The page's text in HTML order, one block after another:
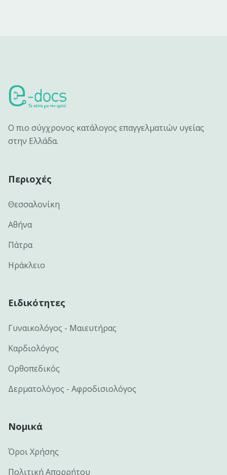
Ο πιο σύγχρονος κατάλογος επαγγελματιών υγείας
στην Ελλάδα.
Περιοχές
Θεσσαλονίκη
Αθήνα
Πάτρα
Ηράκλειο
Ειδικότητες
Γυναικολόγος - Μαιευτήρας
Καρδιολόγος
Ορθοπεδικός
Δερματολόγος - Αφροδισιολόγος
Νομικά
Όροι Χρήσης
Πολιτική Απορρήτου